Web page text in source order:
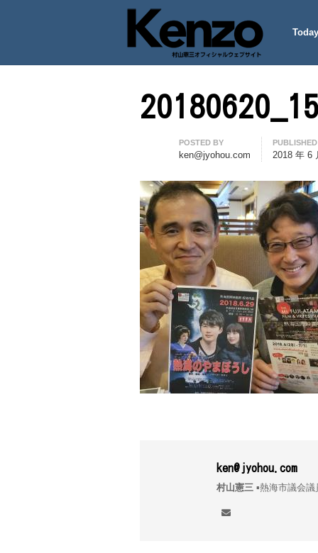
七転八起 – 村山憲三
村山憲三ウェブサイト
Author
POSTED BY
ken@jyohou.com
PUBLISHED
2018 年 6
ken@jyohou.com
村山憲三 ▪︎熱海市議